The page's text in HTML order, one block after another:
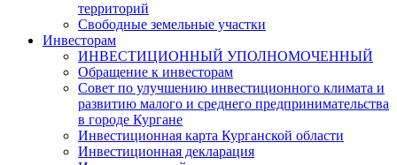
территорий
Свободные земельные участки
Инвесторам
ИНВЕСТИЦИОННЫЙ УПОЛНОМОЧЕННЫЙ
Обращение к инвесторам
Совет по улучшению инвестиционного климата и
развитию малого и среднего предпринимательства
в городе Кургане
Инвестиционная карта Курганской области
Инвестиционная декларация